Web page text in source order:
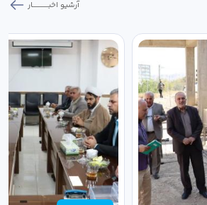
آرشیو اخبـــــــــــار